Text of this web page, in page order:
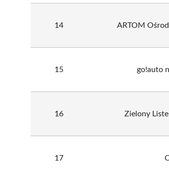
14 ARTOM
15 go!auto
16 Zielony
17